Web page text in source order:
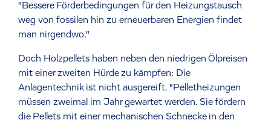
"Bessere Förderbedingungen für den Heizungstausch
weg von fossilen hin zu erneuerbaren Energien findet
man nirgendwo."
Doch Holzpellets haben neben den niedrigen Ölpreisen
mit einer zweiten Hürde zu kämpfen: Die
Anlagentechnik ist nicht ausgereift. "Pelletheizungen
müssen zweimal im Jahr gewartet werden. Sie fördern
die Pellets mit einer mechanischen Schnecke in den